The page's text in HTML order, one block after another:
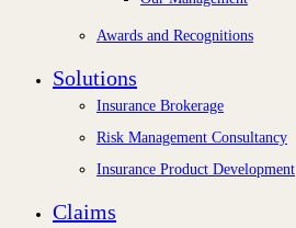
Awards and Recognitions
Solutions
Insurance Brokerage
Risk Management Consultancy
Insurance Product Development
Claims